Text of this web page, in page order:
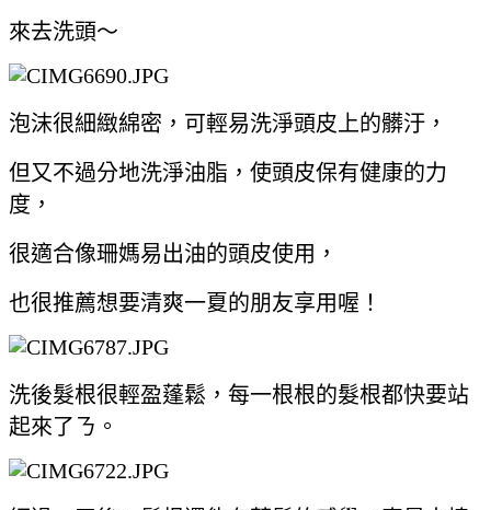
來去洗頭～
泡沫很細緻綿密，可輕易洗淨頭皮上的髒汙，
但又不過分地洗淨油脂，使頭皮保有健康的力
度，
很適合像珊媽易出油的頭皮使用，
也很推薦想要清爽一夏的朋友享用喔！
洗後髮根很輕盈蓬鬆，每一根根的髮根都快要站
起來了ㄋ。